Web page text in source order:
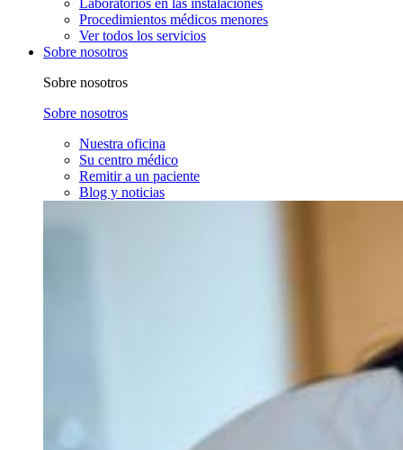
Laboratorios en las instalaciones
Procedimientos médicos menores
Ver todos los servicios
Sobre nosotros
Sobre nosotros
Sobre nosotros
Nuestra oficina
Su centro médico
Remitir a un paciente
Blog y noticias